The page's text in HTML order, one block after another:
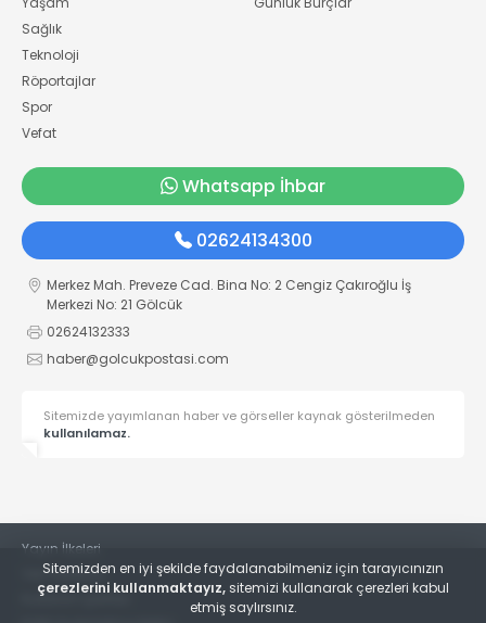
Sağlık
Teknoloji
Röportajlar
Spor
Vefat
Whatsapp İhbar
02624134300
Merkez Mah. Preveze Cad. Bina No: 2 Cengiz Çakıroğlu İş
Merkezi No: 21 Gölcük
02624132333
haber@golcukpostasi.com
Sitemizde yayımlanan haber ve görseller kaynak gösterilmeden
kullanılamaz.
Yayın İlkeleri
Veri Politikası
Kullanım Şartları
Sitemizden en iyi şekilde faydalanabilmeniz için tarayıcınızın
çerezlerini kullanmaktayız, sitemizi kullanarak çerezleri kabul
etmiş saylırsınız.